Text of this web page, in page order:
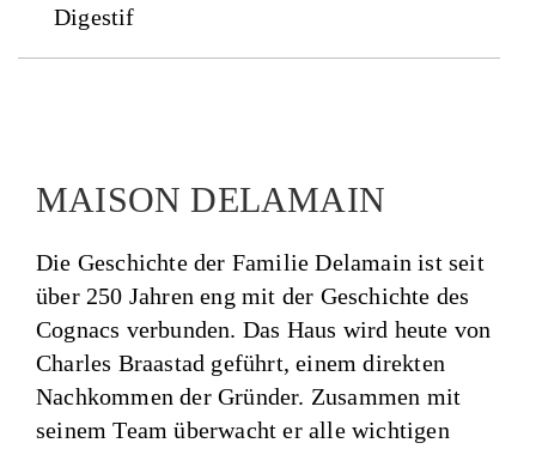
Digestif
MAISON DELAMAIN
Die Geschichte der Familie Delamain ist seit
über 250 Jahren eng mit der Geschichte des
Cognacs verbunden. Das Haus wird heute von
Charles Braastad geführt, einem direkten
Nachkommen der Gründer. Zusammen mit
seinem Team überwacht er alle wichtigen